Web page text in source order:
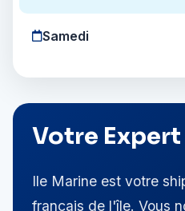
Samedi
Votre
Ile Marine est votre
français de l'île. Vous